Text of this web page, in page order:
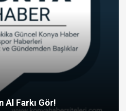
Al Farkı Gör!